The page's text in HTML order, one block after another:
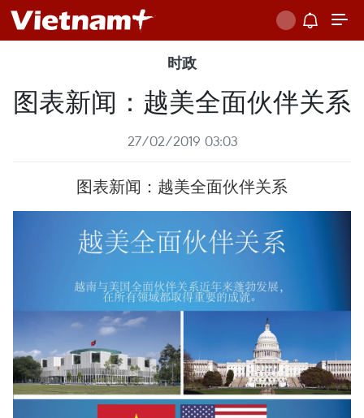
时政
图表新闻：越美全面伙伴关系
27/02/2019 03:03
图表新闻：越美全面伙伴关系